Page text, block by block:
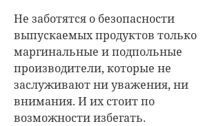
Не заботятся о безопасности
выпускаемых продуктов только
маргинальные и подпольные
производители, которые не
заслуживают ни уважения, ни
внимания. И их стоит по
возможности избегать.